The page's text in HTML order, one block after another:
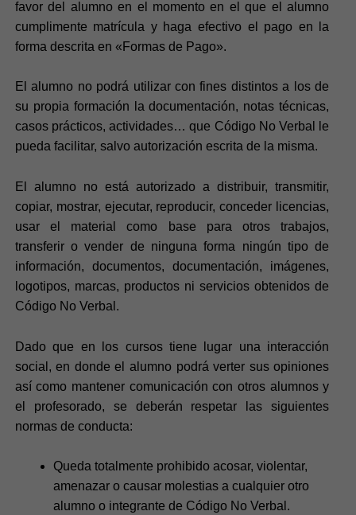
favor del alumno en el momento en el que el alumno
cumplimente matrícula y haga efectivo el pago en la
forma descrita en «Formas de Pago».
El alumno no podrá utilizar con fines distintos a los de
su propia formación la documentación, notas técnicas,
casos prácticos, actividades… que Código No Verbal le
pueda facilitar, salvo autorización escrita de la misma.
El alumno no está autorizado a distribuir, transmitir,
copiar, mostrar, ejecutar, reproducir, conceder licencias,
usar el material como base para otros trabajos,
transferir o vender de ninguna forma ningún tipo de
información, documentos, documentación, imágenes,
logotipos, marcas, productos ni servicios obtenidos de
Código No Verbal.
Dado que en los cursos tiene lugar una interacción
social, en donde el alumno podrá verter sus opiniones
así como mantener comunicación con otros alumnos y
el profesorado, se deberán respetar las siguientes
normas de conducta:
Queda totalmente prohibido acosar, violentar,
amenazar o causar molestias a cualquier otro
alumno o integrante de Código No Verbal.